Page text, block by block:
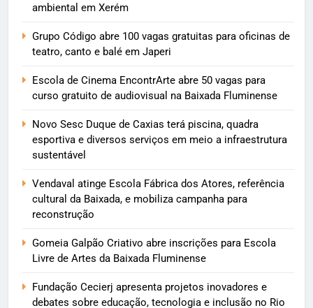
ambiental em Xerém
Grupo Código abre 100 vagas gratuitas para oficinas de
teatro, canto e balé em Japeri
Escola de Cinema EncontrArte abre 50 vagas para
curso gratuito de audiovisual na Baixada Fluminense
Novo Sesc Duque de Caxias terá piscina, quadra
esportiva e diversos serviços em meio a infraestrutura
sustentável
Vendaval atinge Escola Fábrica dos Atores, referência
cultural da Baixada, e mobiliza campanha para
reconstrução
Gomeia Galpão Criativo abre inscrições para Escola
Livre de Artes da Baixada Fluminense
Fundação Cecierj apresenta projetos inovadores e
debates sobre educação, tecnologia e inclusão no Rio